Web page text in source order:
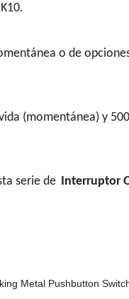
o de
(momentánea) y
serie de Interruptor